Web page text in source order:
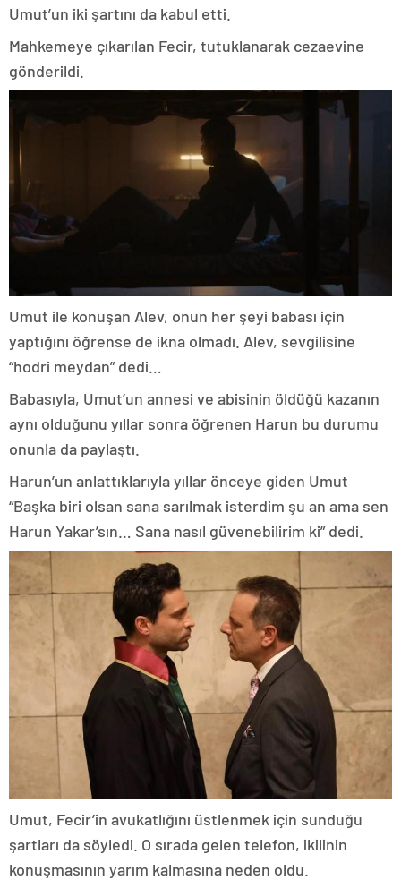
Umut’un iki şartını da kabul etti.
Mahkemeye çıkarılan Fecir, tutuklanarak cezaevine
gönderildi.
Umut ile konuşan Alev, onun her şeyi babası için
yaptığını öğrense de ikna olmadı. Alev, sevgilisine
“hodri meydan” dedi…
Babasıyla, Umut’un annesi ve abisinin öldüğü kazanın
aynı olduğunu yıllar sonra öğrenen Harun bu durumu
onunla da paylaştı.
Harun’un anlattıklarıyla yıllar önceye giden Umut
“Başka biri olsan sana sarılmak isterdim şu an ama sen
Harun Yakar’sın… Sana nasıl güvenebilirim ki” dedi.
Umut, Fecir’in avukatlığını üstlenmek için sunduğu
şartları da söyledi. O sırada gelen telefon, ikilinin
konuşmasının yarım kalmasına neden oldu.